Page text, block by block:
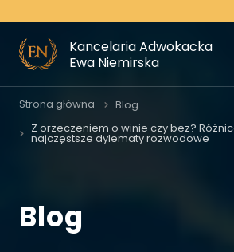
Kancelaria Adwokacka
Ewa Niemirska
Kancelaria Adwokacka
Ewa Niemirska
O nas
Specjalizacje
Prawo karne
Strona główna
Blog
Z orzeczeniem o winie czy bez?
najczęstsze dylematy rozwodowe
Blog